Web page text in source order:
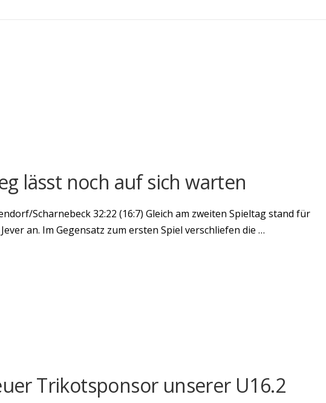
lässt noch auf sich warten
Scharnebeck 32:22 (16:7) Gleich am zweiten Spieltag stand für
an. Im Gegensatz zum ersten Spiel verschliefen die …
Trikotsponsor unserer U16.2